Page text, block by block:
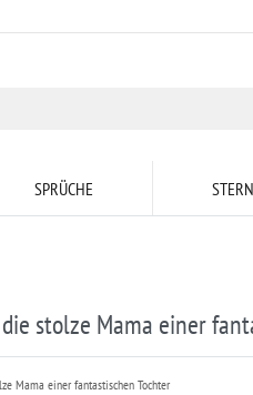
SPRÜCHE
stolze Mama einer
Mama einer fantastischen Tochter